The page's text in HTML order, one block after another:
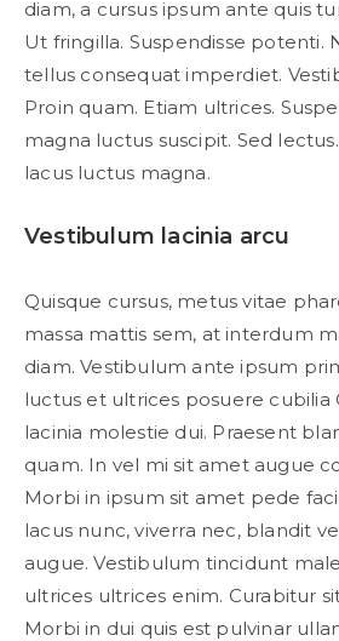
diam, a cursus ipsum ante quis
Ut fringilla. Suspendisse potenti.
tellus consequat imperdiet.
Proin quam. Etiam ultrices.
magna luctus suscipit. Sed
lacus luctus magna.
Vestibulum lacinia arcu
Quisque cursus, metus vitae
massa mattis sem, at interdum
diam. Vestibulum ante ipsum
luctus et ultrices posuere cubilia
lacinia molestie dui. Praesent
quam. In vel mi sit amet augue
Morbi in ipsum sit amet pede
lacus nunc, viverra nec, blandit
augue. Vestibulum tincidunt
ultrices ultrices enim. Curabitur
Morbi in dui quis est pulvinar